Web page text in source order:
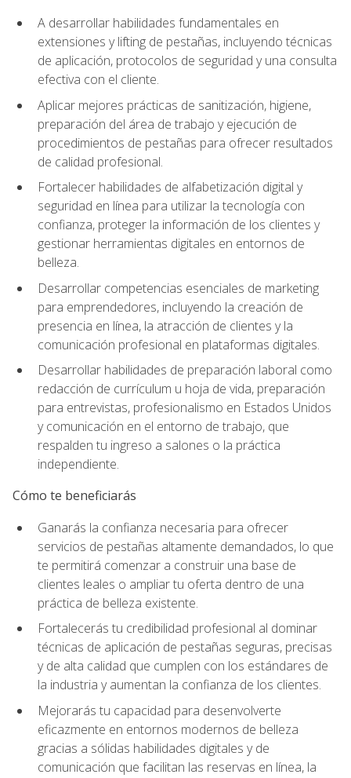
A desarrollar habilidades fundamentales en
extensiones y lifting de pestañas, incluyendo técnicas
de aplicación, protocolos de seguridad y una consulta
efectiva con el cliente.
Aplicar mejores prácticas de sanitización, higiene,
preparación del área de trabajo y ejecución de
procedimientos de pestañas para ofrecer resultados
de calidad profesional.
Fortalecer habilidades de alfabetización digital y
seguridad en línea para utilizar la tecnología con
confianza, proteger la información de los clientes y
gestionar herramientas digitales en entornos de
belleza.
Desarrollar competencias esenciales de marketing
para emprendedores, incluyendo la creación de
presencia en línea, la atracción de clientes y la
comunicación profesional en plataformas digitales.
Desarrollar habilidades de preparación laboral como
redacción de currículum u hoja de vida, preparación
para entrevistas, profesionalismo en Estados Unidos
y comunicación en el entorno de trabajo, que
respalden tu ingreso a salones o la práctica
independiente.
Cómo te beneficiarás
Ganarás la confianza necesaria para ofrecer
servicios de pestañas altamente demandados, lo que
te permitirá comenzar a construir una base de
clientes leales o ampliar tu oferta dentro de una
práctica de belleza existente.
Fortalecerás tu credibilidad profesional al dominar
técnicas de aplicación de pestañas seguras, precisas
y de alta calidad que cumplen con los estándares de
la industria y aumentan la confianza de los clientes.
Mejorarás tu capacidad para desenvolverte
eficazmente en entornos modernos de belleza
gracias a sólidas habilidades digitales y de
comunicación que facilitan las reservas en línea, la